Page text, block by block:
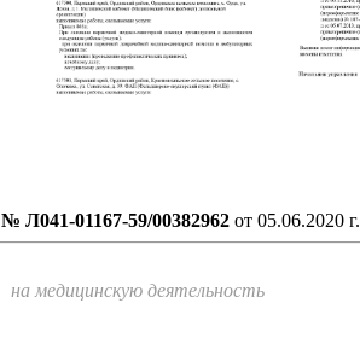
№ Л041-01167-59/00382962 от 05.06.2020 г.
на медицинскую деятельность